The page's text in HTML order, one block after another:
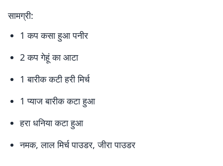
सामग्री:
1 कप कसा हुआ पनीर
2 कप गेहूं का आटा
1 बारीक कटी हरी मिर्च
1 प्याज बारीक कटा हुआ
हरा धनिया कटा हुआ
नमक, लाल मिर्च पाउडर, जीरा पाउडर